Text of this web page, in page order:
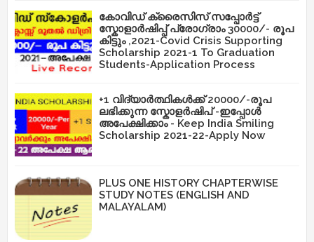
കോവിഡ് ക്രൈസിസ് സപ്പോർട്ട്
സ്കോളാർഷിപ്പ് പ്രോഗ്രാം 30000/- രൂപ
കിട്ടും ,2021-Covid Crisis Supporting
Scholarship 2021-1 To Graduation
Students-Application Process
+1 വിദ്യാർത്ഥികൾക്ക് 20000/-രൂപ
ലഭിക്കുന്ന സ്കോളർഷിപ് -ഇപ്പോൾ
അപേക്ഷിക്കാം - Keep India Smiling
Scholarship 2021-22-Apply Now
PLUS ONE HISTORY CHAPTERWISE
STUDY NOTES (ENGLISH AND
MALAYALAM)